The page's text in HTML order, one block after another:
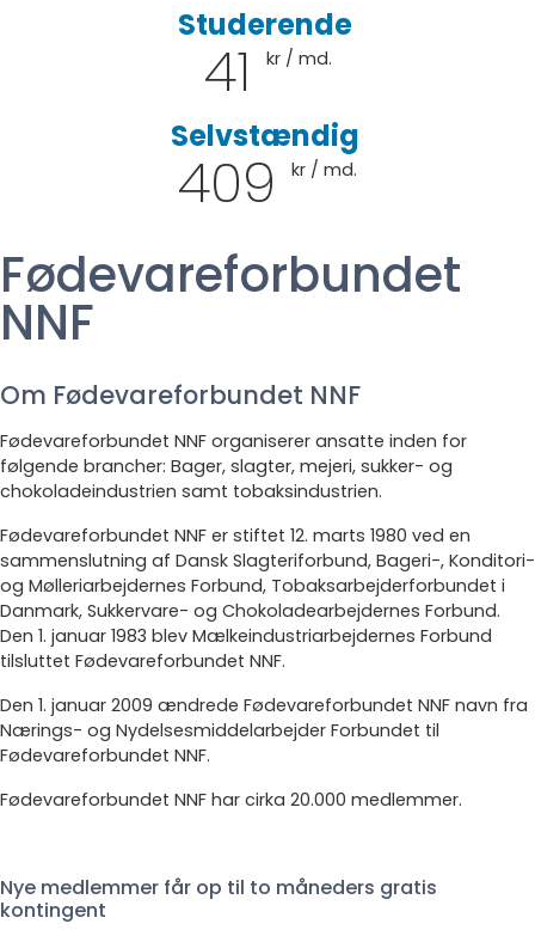
Studerende
41 kr / md.
Selvstændig
409 kr / md.
Fødevareforbundet
NNF
Om Fødevareforbundet NNF
Fødevareforbundet NNF organiserer ansatte inden for
følgende brancher: Bager, slagter, mejeri, sukker- og
chokoladeindustrien samt tobaksindustrien.
Fødevareforbundet NNF er stiftet 12. marts 1980 ved en
sammenslutning af Dansk Slagteriforbund, Bageri-, Konditori-
og Mølleriarbejdernes Forbund, Tobaksarbejderforbundet i
Danmark, Sukkervare- og Chokoladearbejdernes Forbund.
Den 1. januar 1983 blev Mælkeindustriarbejdernes Forbund
tilsluttet Fødevareforbundet NNF.
Den 1. januar 2009 ændrede Fødevareforbundet NNF navn fra
Nærings- og Nydelsesmiddelarbejder Forbundet til
Fødevareforbundet NNF.
Fødevareforbundet NNF har cirka 20.000 medlemmer.
Nye medlemmer får op til to måneders gratis
kontingent